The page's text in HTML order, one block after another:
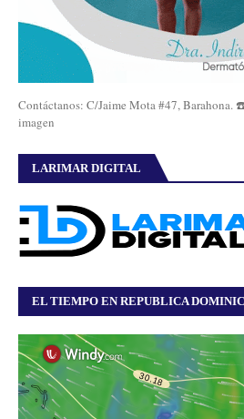
Contáctanos: C/Jaime Mota #47, Barahona.
imagen
LARIMAR DIGITAL
EL TIEMPO EN REPUBLICA